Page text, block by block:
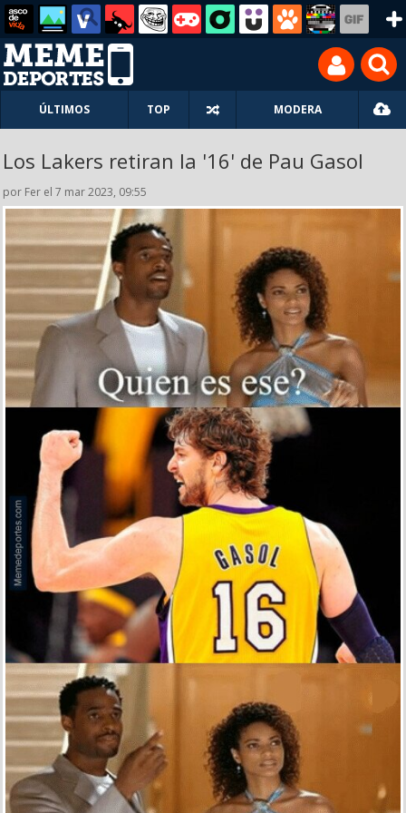
ÚLTIMOS TOP MODERA
Los Lakers retiran la '16' de Pau Gasol
por Fer el 7 mar 2023, 09:55